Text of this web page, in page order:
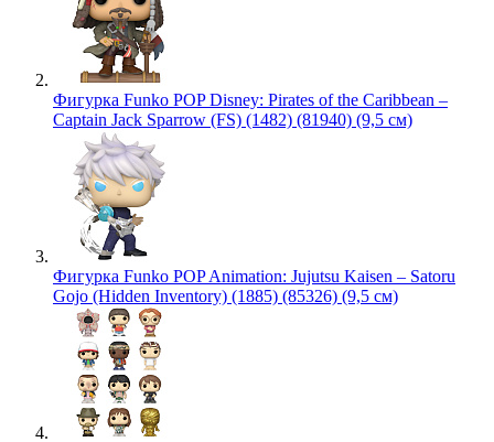
Фигурка Funko POP Disney: Pirates of the Caribbean –
Captain Jack Sparrow (FS) (1482) (81940) (9,5 см)
Фигурка Funko POP Animation: Jujutsu Kaisen – Satoru
Gojo (Hidden Inventory) (1885) (85326) (9,5 см)